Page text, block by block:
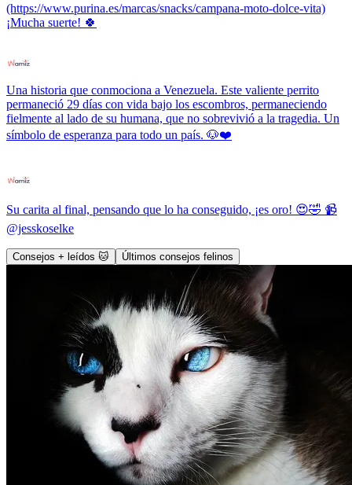
(https://www.purina.es/marcas/snacks/campana-moto-dolce-vita)
¡Mucha suerte! 🍀
Una historia que conmociona a Venezuela. Este valiente perrito
permaneció 29 días con vida bajo los escombros, permaneciendo
fielmente al lado de su humana, que no sobrevivió a la tragedia. Un
símbolo de esperanza para todo un país. 🐶❤️
Su carita al final, pensando que lo ha conseguido, ¡es oro! 😍🤣 📹
@jesskoselke
Consejos + leídos 🐱 Últimos consejos felinos